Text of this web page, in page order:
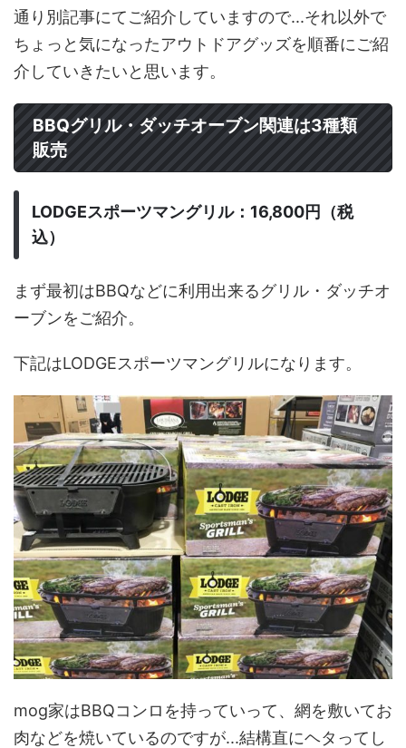
通り別記事にてご紹介していますので...それ以外で
ちょっと気になったアウトドアグッズを順番にご紹
介していきたいと思います。
BBQグリル・ダッチオーブン関連は3種類
販売
LODGEスポーツマングリル：16,800円（税
込）
まず最初はBBQなどに利用出来るグリル・ダッチオ
ーブンをご紹介。
下記はLODGEスポーツマングリルになります。
mog家はBBQコンロを持っていって、網を敷いてお
肉などを焼いているのですが...結構直にヘタってし